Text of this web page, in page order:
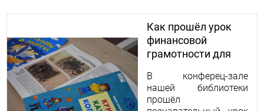
лиц пенсионного
возраста во
Владимире.
Как прошёл урок
финансовой
грамотности для
В конферец-зале
нашей библиотеки
прошёл